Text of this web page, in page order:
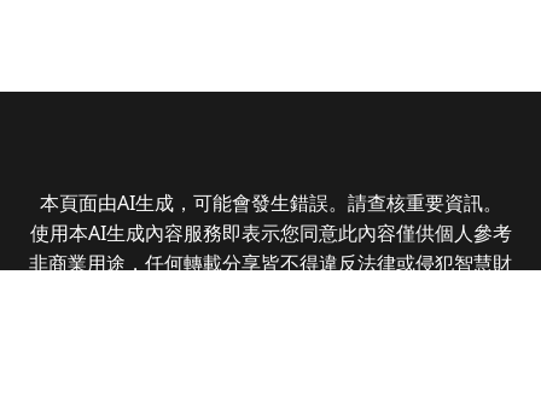
本頁面由AI生成，可能會發生錯誤。請查核重要資訊。
使用本AI生成內容服務即表示您同意此內容僅供個人參考
非商業用途，任何轉載分享皆不得違反法律或侵犯智慧財